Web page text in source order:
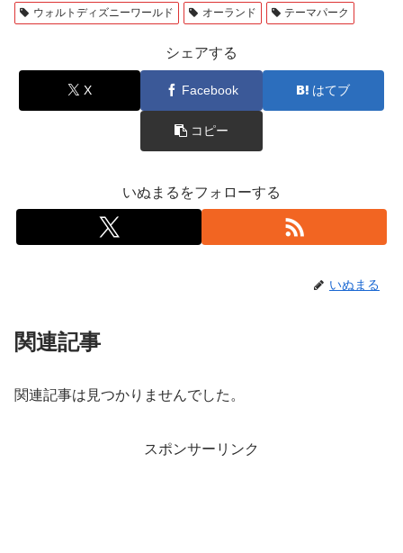
ウォルトディズニーワールド
オーランド テーマパーク
シェアする
X Facebook はてブ
コピー
いぬまるをフォローする
いぬまる
関連記事
関連記事は見つかりませんでした。
スポンサーリンク